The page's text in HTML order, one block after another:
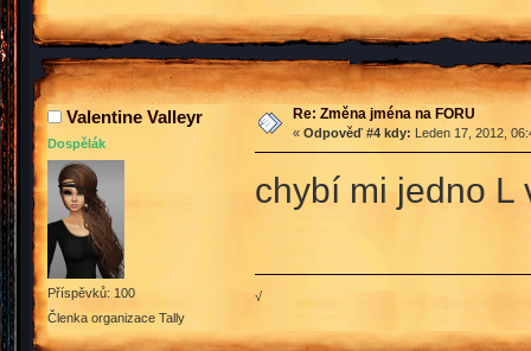
Valentine Valleyr
Dospělák
Příspěvků: 100
Členka organizace Tally
Re: Změna jména na FORU
« Odpověď #4 kdy: Leden 17, 2012,
chybí mi jedno L
√